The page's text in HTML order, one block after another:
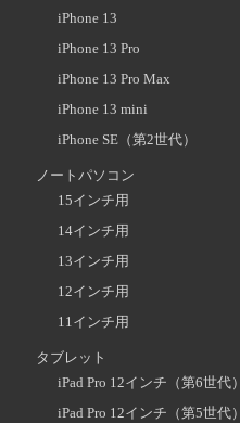
iPhone 13
iPhone 13 Pro
iPhone 13 Pro Max
iPhone 13 mini
iPhone SE（第2世代）
ノートパソコン
15インチ用
14インチ用
13インチ用
12インチ用
11インチ用
タブレット
iPad Pro 12インチ（第6世代）
iPad Pro 12インチ（第5世代）